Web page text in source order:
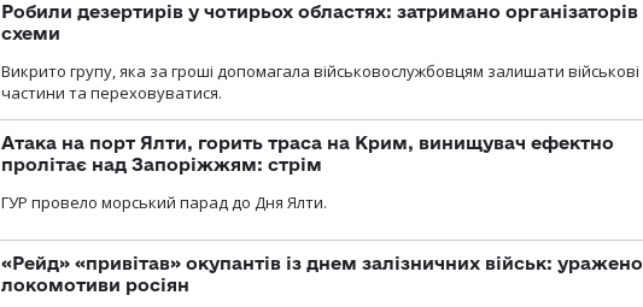
Робили дезертирів у чотирьох областях: затримано організаторів
схеми
Викрито групу, яка за гроші допомагала військовослужбовцям залишати військові
частини та переховуватися.
Атака на порт Ялти, горить траса на Крим, винищувач ефектно
пролітає над Запоріжжям: стрім
ГУР провело морський парад до Дня Ялти.
«Рейд» «привітав» окупантів із днем залізничних військ: уражено
локомотиви росіян